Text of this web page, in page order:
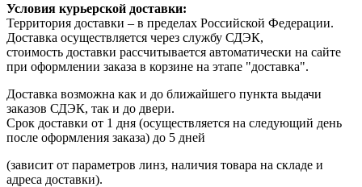
Условия курьерской доставки:
Территория доставки – в пределах Российской Федерации.
Доставка осуществляется через службу СДЭК,
стоимость доставки рассчитывается автоматически на сайте
при оформлении заказа в корзине на этапе "доставка".
Доставка возможна как и до ближайшего пункта выдачи
заказов СДЭК, так и до двери.
Срок доставки от 1 дня (осуществляется на следующий день
после оформления заказа) до 5 дней
(зависит от параметров линз, наличия товара на складе и
адреса доставки).